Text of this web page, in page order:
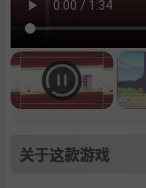
关于这款游戏